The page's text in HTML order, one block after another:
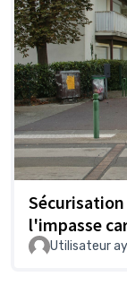
l'impasse
Utilisateur